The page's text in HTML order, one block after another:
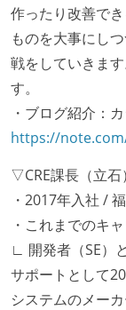
作ったり改善で
ものを大事にし
戦をしていきま
す。
・ブログ紹介：
https://
▽CRE課長（立石）
・2017年入社 /
・これまでのキ
∟ 開発者（SE）
サポートとして
システムのメー